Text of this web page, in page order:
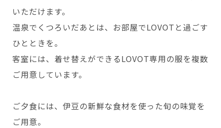
いただけます。
温泉でくつろいだあとは、お部屋でLOVOTと過ごす
ひとときを。
客室には、着せ替えができるLOVOT専用の服を複数
ご用意しています。
ご夕食には、伊豆の新鮮な食材を使った旬の味覚を
ご用意。